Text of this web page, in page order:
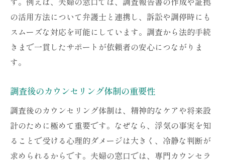
の活用方法について弁護士と連携し、訴訟や調停時にも
スムーズな対応を可能にしています。調査から法的手続
きまで一貫したサポートが依頼者の安心につながりま
す。
調査後のカウンセリング体制の重要性
調査後のカウンセリング体制は、精神的なケアや将来設
計のために極めて重要です。なぜなら、浮気の事実を知
ることで受ける心理的ダメージは大きく、冷静な判断が
求められるからです。夫婦の窓口では、専門カウンセラ